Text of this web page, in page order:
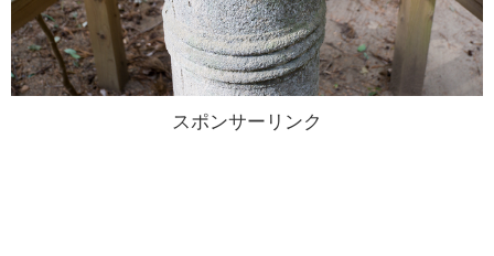
スポンサーリンク